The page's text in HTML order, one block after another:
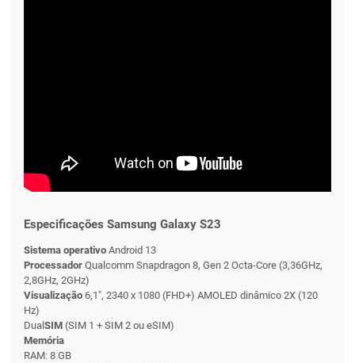
Especificações Samsung Galaxy S23
Sistema operativo Android 13
Processador Qualcomm Snapdragon 8, Gen 2 Octa-Core (3,36GHz,
2,8GHz, 2GHz)
Visualização 6,1", 2340 x 1080 (FHD+) AMOLED dinâmico 2X (120
Hz)
Dual SIM (SIM 1 + SIM 2 ou eSIM)
Memória
RAM: 8 GB